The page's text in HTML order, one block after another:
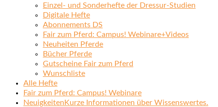
Einzel- und Sonderhefte der Dressur-Studien
Digitale Hefte
Abonnements DS
Fair zum Pferd: Campus! Webinare+Videos
Neuheiten Pferde
Bücher Pferde
Gutscheine Fair zum Pferd
Wunschliste
Alle Hefte
Fair zum Pferd: Campus! Webinare
Neuigkeiten Kurze Informationen über Wissenswertes.